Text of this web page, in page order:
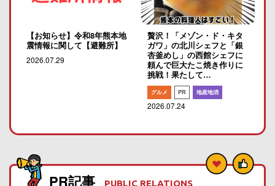
【お知らせ】令和8年熊本地
震情報に関して【避難所】
2026.07.29
贅沢！「メゾン・ド・キタ
ガワ」の北川シェフと「銀
杏釜めし」の西館シェフに
頼んで巨大たこ焼き作りに
挑戦！果たして…
グルメ PR 地産地消
2026.07.24
PR記事 PUBLIC RELATIONS